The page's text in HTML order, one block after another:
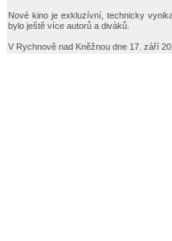
Nové kino je exkluzívní, technicky
bylo ještě více autorů a diváků.
V Rychnově nad Kněžnou dne 17. září